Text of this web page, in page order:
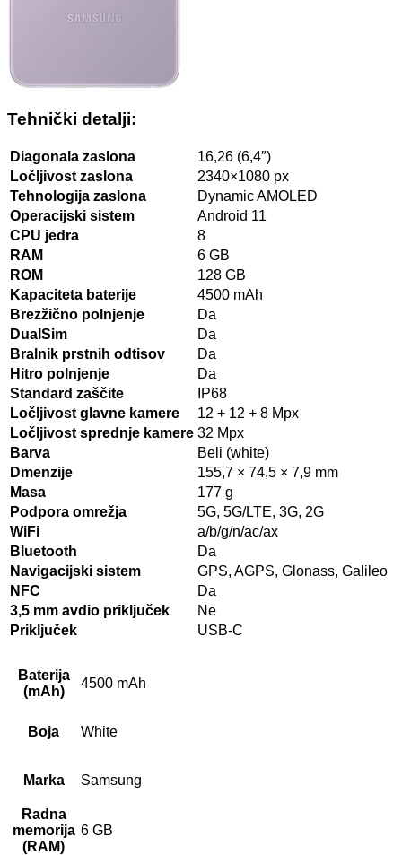
Tehnički detalji:
Diagonala zaslona
16,26 (6,4″)
Ločljivost zaslona
2340×1080 px
Tehnologija zaslona
Dynamic AMOLED
Operacijski sistem
Android 11
CPU jedra
8
RAM
6 GB
ROM
128 GB
Kapaciteta baterije
4500 mAh
Brezžično polnjenje
Da
DualSim
Da
Bralnik prstnih odtisov
Da
Hitro polnjenje
Da
Standard zaščite
IP68
Ločljivost glavne kamere
12 + 12 + 8 Mpx
Ločljivost sprednje kamere 32 Mpx
Barva
Beli (white)
Dmenzije
155,7 × 74,5 × 7,9 mm
Masa
177 g
Podpora omrežja
5G, 5G/LTE, 3G, 2G
WiFi
a/b/g/n/ac/ax
Bluetooth
Da
Navigacijski sistem
GPS, AGPS, Glonass, Galileo
NFC
Da
3,5 mm avdio priključek
Ne
Priključek
USB-C
Baterija
(mAh)
4500 mAh
Boja White
Marka Samsung
Radna
memorija
(RAM)
6 GB